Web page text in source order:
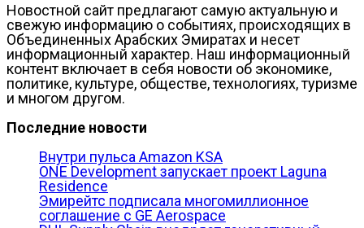
Новостной сайт предлагают самую актуальную и
свежую информацию о событиях, происходящих в
Объединенных Арабских Эмиратах и несет
информационный характер. Наш информационный
контент включает в себя новости об экономике,
политике, культуре, обществе, технологиях, туризме
и многом другом.
Последние новости
Внутри пульса Amazon KSA
ONE Development запускает проект Laguna
Residence
Эмирейтс подписала многомиллионное
соглашение с GE Aerospace